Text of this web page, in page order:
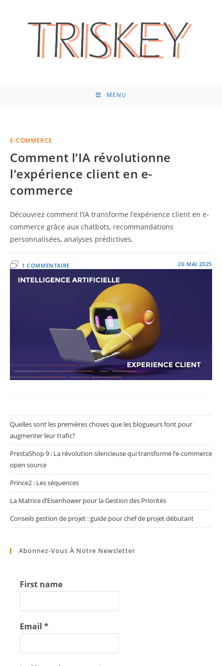
MENU
E-COMMERCE
Comment l’IA révolutionne
l’expérience client en e-
commerce
Découvrez comment l’IA transforme l’expérience client en e-
commerce grâce aux chatbots, recommandations
personnalisées, analyses prédictives.
1 COMMENTAIRE 26 MAI 2025
Quelles sont les premières choses que les blogueurs font pour
augmenter leur trafic?
PrestaShop 9 : La révolution silencieuse qui transforme l’e-commerce
open source
Prince2 : Les séquences
La Matrice d’Eisenhower pour la Gestion des Priorités
Conseils gestion de projet : guide pour chef de projet débutant
Abonnez-Vous À Notre Newsletter
First name
Email *